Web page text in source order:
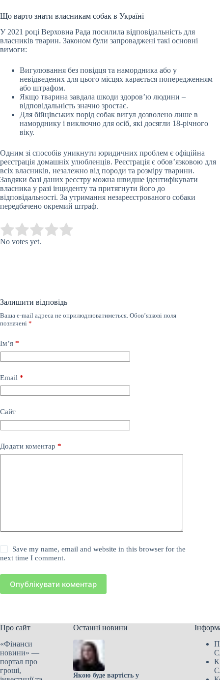
Що варто знати власникам собак в Україні
У 2021 році Верховна Рада посилила відповідальність для
власників тварин. Законом були запроваджені такі основні
вимоги:
Вигулювання без повідця та намордника або у
невідведених для цього місцях карається попередженням
або штрафом.
Якщо тварина завдала шкоди здоров’ю людини –
відповідальність значно зростає.
Для бійцівських порід собак вигул дозволено лише в
наморднику і виключно для осіб, які досягли 18-річного
віку.
Одним зі способів уникнути юридичних проблем є офіційна
реєстрація домашніх улюбленців. Реєстрація є обов’язковою для
всіх власників, незалежно від породи та розміру тварини.
Завдяки базі даних реєстру можна швидше ідентифікувати
власника у разі інциденту та притягнути його до
відповідальності. За утримання незареєстрованого собаки
передбачено окремий штраф.
Rate this item:
No votes yet.
Залишити відповідь
Ваша e-mail адреса не оприлюднюватиметься. Обов’язкові поля
позначені *
Ім’я *
Email *
Сайт
Додати коментар *
Save my name, email and website in this browser for the
next time I comment.
Опублікувати коментар
Про сайт
«Фінанси
новини» —
портал про
гроші,
Останні новини
Якою буде вартість у